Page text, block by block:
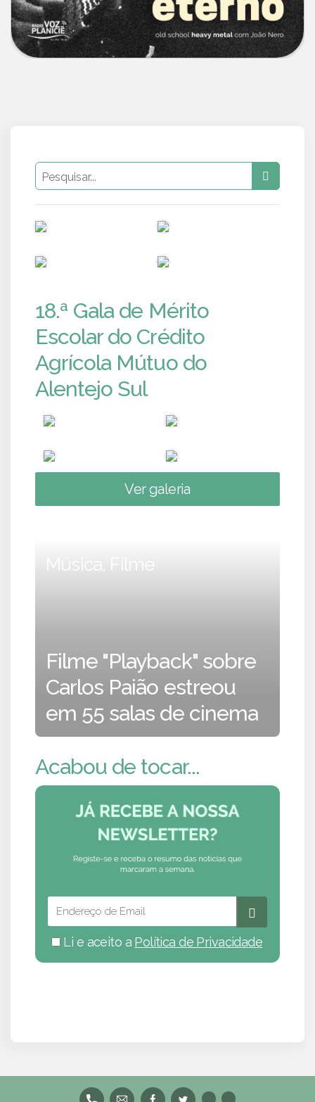
18.ª Gala de Mérito
Escolar do Crédito
Agrícola Mútuo do
Alentejo Sul
Ver galeria
Música, Filme
Filme "Playback" sobre
Carlos Paião estreou
em 55 salas de cinema
Acabou de tocar...
Li e aceito a Política de Privacidade